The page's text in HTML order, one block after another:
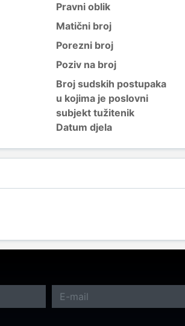
Pravni oblik
Matični broj
Porezni broj
Poziv na broj
Broj sudskih postupaka
u kojima je poslovni
subjekt tužitenik
Datum djela